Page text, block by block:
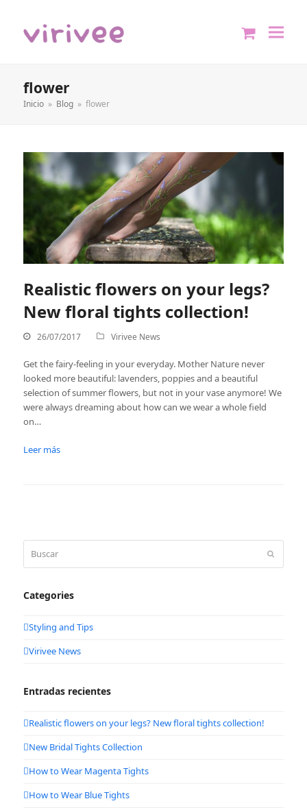
flower
Inicio » Blog » flower
Realistic flowers on your legs?
New floral tights collection!
26/07/2017 Virivee News
Get the fairy-feeling in your everyday. Mother Nature never
looked more beautiful: lavenders, poppies and a beautiful
selection of summer flowers, but not in your vase anymore! We
were always dreaming about how can we wear a whole field
on…
Leer más
Categories
Styling and Tips
Virivee News
Entradas recientes
Realistic flowers on your legs? New floral tights collection!
New Bridal Tights Collection
How to Wear Magenta Tights
How to Wear Blue Tights